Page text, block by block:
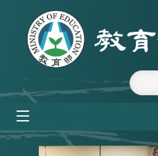
跳到主要內容區塊
:::